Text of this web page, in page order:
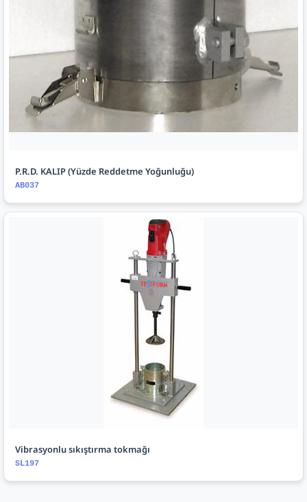
P.R.D. KALIP (Yüzde Reddetme Yoğunluğu)
AB037
Vibrasyonlu sıkıştırma tokmağı
SL197